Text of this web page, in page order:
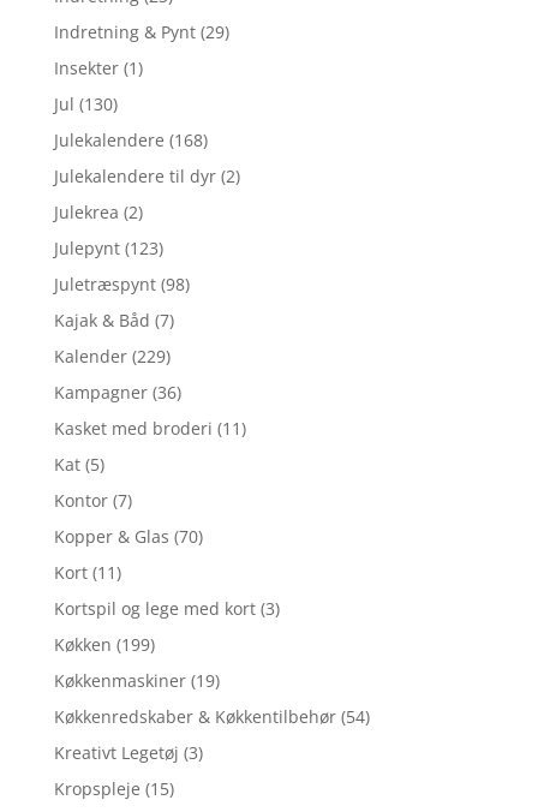
Indretning & Pynt (29)
Insekter (1)
Jul (130)
Julekalendere (168)
Julekalendere til dyr (2)
Julekrea (2)
Julepynt (123)
Juletræspynt (98)
Kajak & Båd (7)
Kalender (229)
Kampagner (36)
Kasket med broderi (11)
Kat (5)
Kontor (7)
Kopper & Glas (70)
Kort (11)
Kortspil og lege med kort (3)
Køkken (199)
Køkkenmaskiner (19)
Køkkenredskaber & Køkkentilbehør (54)
Kreativt Legetøj (3)
Kropspleje (15)